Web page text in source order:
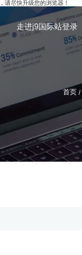
，请尽快升级您的浏览器！
走进j9国际站登录
首页 /